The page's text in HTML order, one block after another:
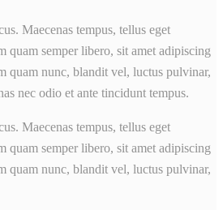
Maecenas tempus, tellus eget
quam semper libero, sit amet adipiscing
quam nunc, blandit vel, luctus pulvinar,
nec odio et ante tincidunt tempus.
Maecenas tempus, tellus eget
quam semper libero, sit amet adipiscing
quam nunc, blandit vel, luctus pulvinar,